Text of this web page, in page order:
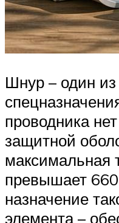
Шнур – один
проводника
защитной
максимальная
превышает
назначение
элемента –